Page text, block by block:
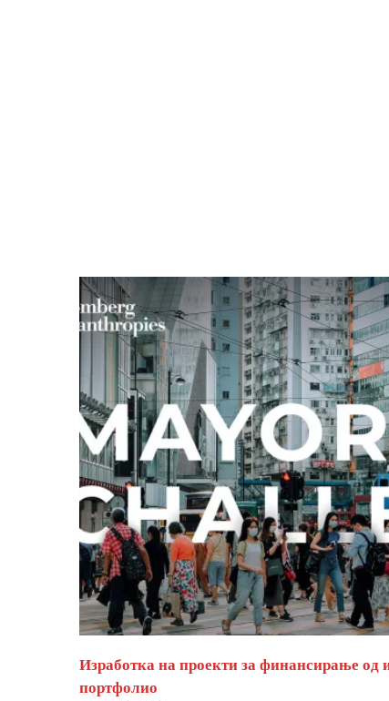
Изработка на проекти за финансирање од
портфолио